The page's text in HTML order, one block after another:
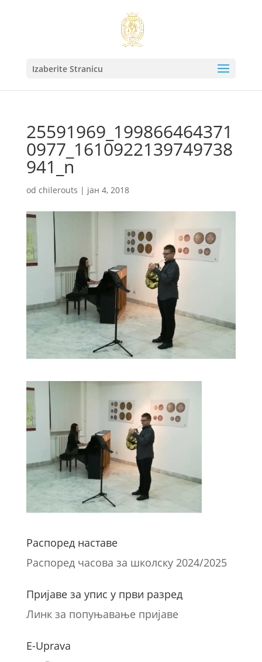
Izaberite Stranicu
25591969_199866464371
0977_1610922139749738
941_n
od chilerouts | јан 4, 2018
Распоред наставе
Распоред часова за школску 2024/2025
Пријаве за упис у први разред
Линк за попуњавање пријаве
E-Uprava